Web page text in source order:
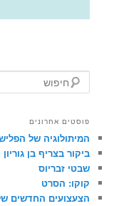
י
ופוסטים אחרונים
המיתולוגיה של
ביקור בצריף בן גוריון
שבטי זבריוס
קוקו: הסרט
הצעצועים החדשים של חורף